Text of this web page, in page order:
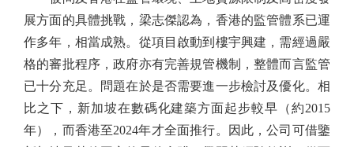
展方面的具體挑戰，梁志傑認為，香港的監管體系已運
作多年，相當成熟。從項目啟動到樓宇興建，需經過嚴
格的審批程序，政府亦有完善規管機制，整體而言監管
已十分充足。問題在於是否需要進一步檢討及優化。相
比之下，新加坡在數碼化建築方面起步較早（約2015
年），而香港至2024年才全面推行。因此，公司可借鑒